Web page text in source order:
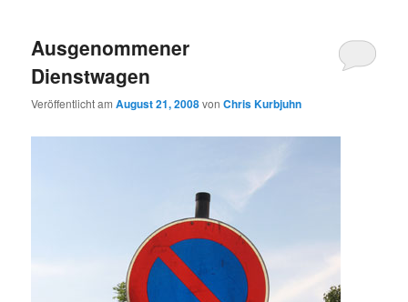
Ausgenommener
Dienstwagen
Veröffentlicht amAugust 21, 2008vonChris Kurbjuhn